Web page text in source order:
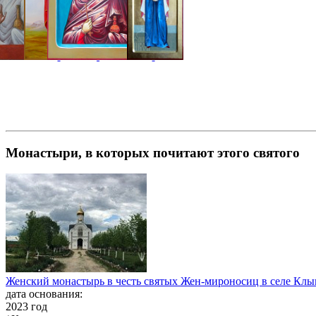
Монастыри, в которых почитают этого святого
Женский монастырь в честь святых Жен-мироносиц в селе
дата основания:
2023 год